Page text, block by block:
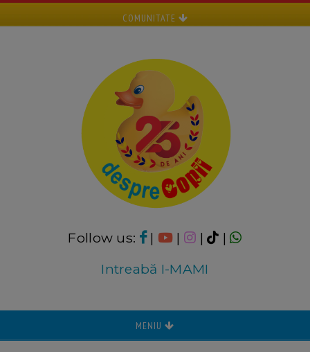
COMUNITATE
Follow us: | | |
|
Intreabă I-MAMI
MENIU